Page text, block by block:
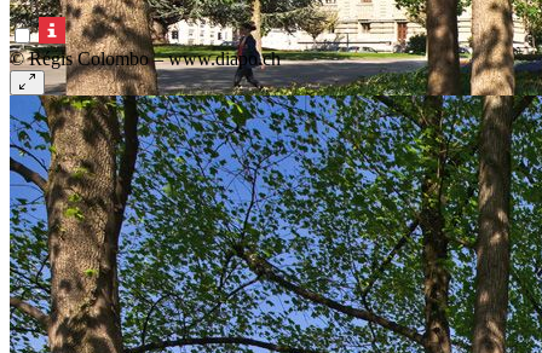
© Régis Colombo – www.diapo.ch